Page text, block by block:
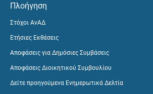
Πλοήγηση
Στόχοι ΑνΑΔ
Ετήσιες Εκθέσεις
Αποφάσεις για Δημόσιες Συμβάσεις
Αποφάσεις Διοικητικού Συμβουλίου
Δείτε προηγούμενα Ενημερωτικά Δελτία